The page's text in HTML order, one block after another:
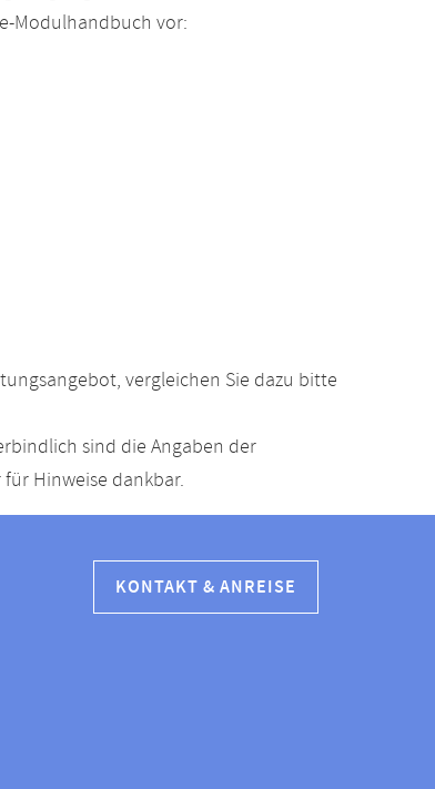
Modulhandbuch vor:
vergleichen Sie dazu bitte
sind die Angaben der
Hinweise dankbar.
KONTAKT & ANREISE